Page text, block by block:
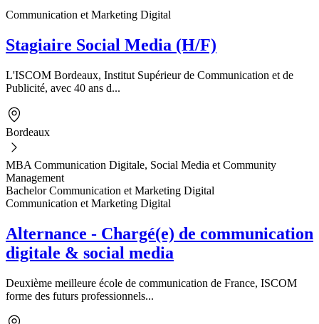
Communication et Marketing Digital
Stagiaire Social Media (H/F)
L'ISCOM Bordeaux, Institut Supérieur de Communication et de
Publicité, avec 40 ans d...
Bordeaux
MBA Communication Digitale, Social Media et Community
Management
Bachelor Communication et Marketing Digital
Communication et Marketing Digital
Alternance - Chargé(e) de communication
digitale & social media
Deuxième meilleure école de communication de France, ISCOM
forme des futurs professionnels...